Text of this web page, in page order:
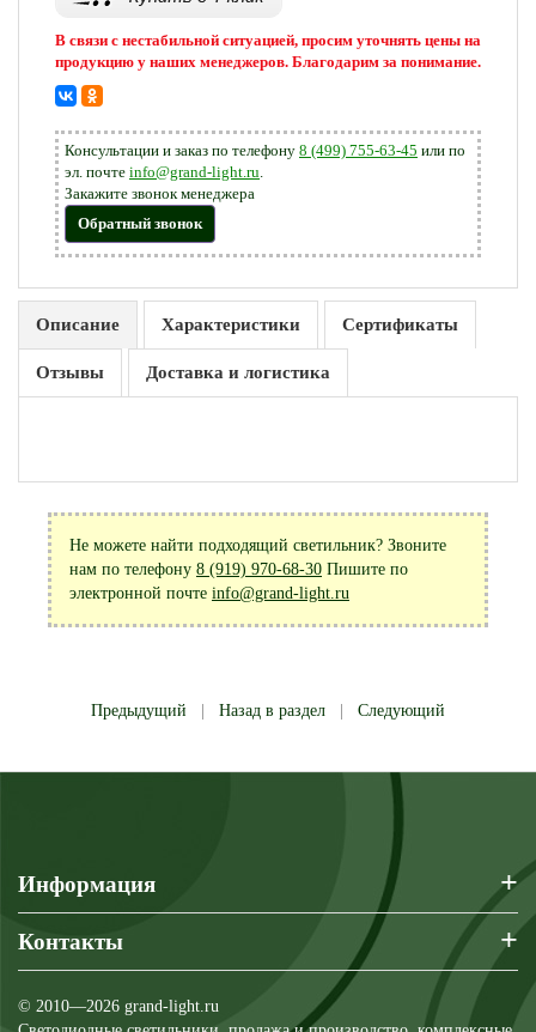
В связи с нестабильной ситуацией, просим уточнять цены на
продукцию у наших менеджеров. Благодарим за понимание.
Консультации и заказ по телефону 8 (499) 755-63-45 или по
эл. почте info@grand-light.ru.
Закажите звонок менеджера
Обратный звонок
Описание Характеристики Сертификаты
Отзывы Доставка и логистика
Не можете найти подходящий светильник? Звоните
нам по телефону 8 (919) 970-68-30 Пишите по
электронной почте info@grand-light.ru
Предыдущий Назад в раздел Следующий
Информация +
Контакты +
© 2010—2026 grand-light.ru